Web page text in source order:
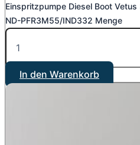
Einspritzpumpe Diesel Boot
ND-PFR3M55/IND332 Menge
In den Warenkorb